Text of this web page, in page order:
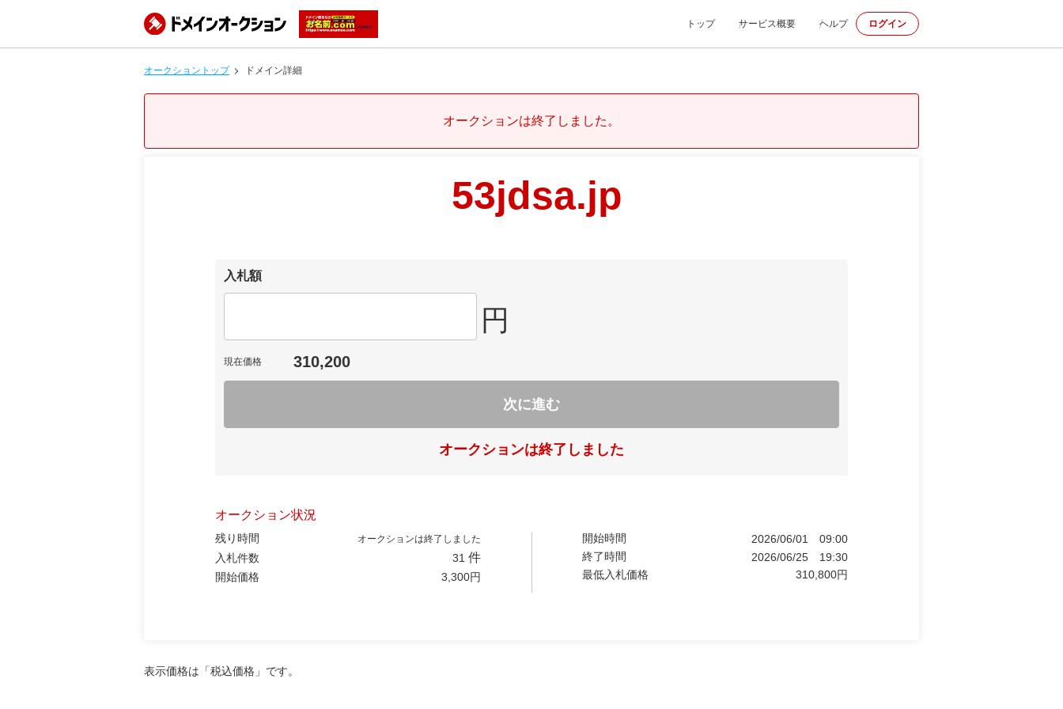
トップ サービス概要 ヘルプ ログイン
オークショントップ ドメイン詳細
オークションは終了しました。
53jdsa.jp
入札額
円
現在価格 310,200
次に進む
オークションは終了しました
オークション状況
残り時間 オークションは終了しました
入札件数 31 件
開始価格 3,300円
開始時間 2026/06/01
09:00
終了時間
2026/06/25
19:30
最低入札価格
310,800円
表示価格は「税込価格」です。